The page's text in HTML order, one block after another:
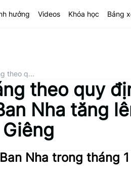
hưởng Videos Khóa học Bảng
theo q...
theo quy
Nha tăng
Nha trong tháng